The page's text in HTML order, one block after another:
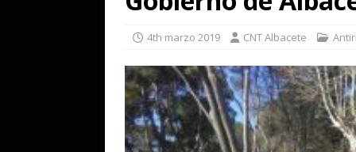
4th marzo 2019 CNT Albacete